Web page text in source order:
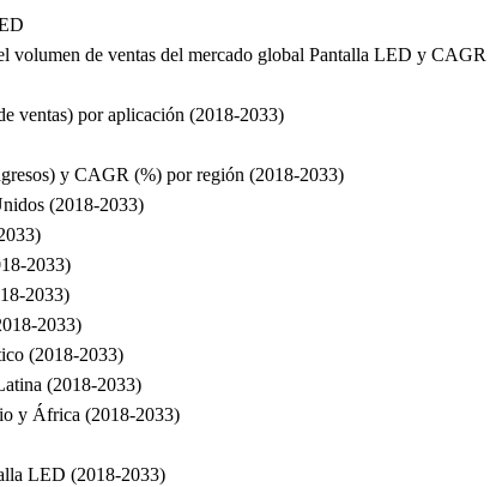
volumen de ventas del mercado global Pantalla LED y
ventas) por aplicación (2018-2033)
y CAGR (%) por región (2018-2033)
(2018-2033)
2033)
2033)
2033)
(2018-2033)
(2018-2033)
y África (2018-2033)
LED (2018-2033)